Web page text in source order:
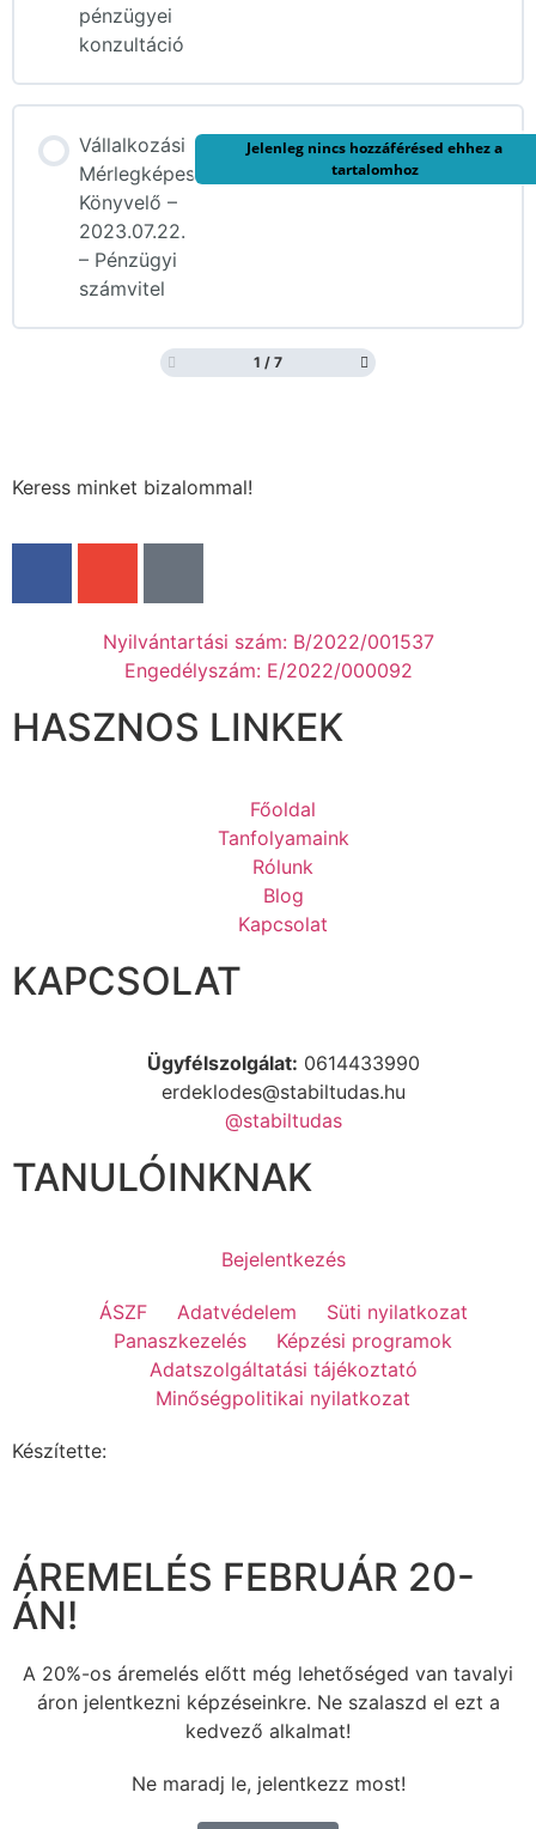
pénzügyei
konzultáció
Vállalkozási
Mérlegképes
Könyvelő –
2023.07.22.
– Pénzügyi
számvitel
Jelenleg nincs hozzáférésed ehhez a
tartalomhoz
1 / 7
Keress minket bizalommal!
Nyilvántartási szám: B/2022/001537
Engedélyszám: E/2022/000092
HASZNOS LINKEK
Főoldal
Tanfolyamaink
Rólunk
Blog
Kapcsolat
KAPCSOLAT
Ügyfélszolgálat: 0614433990
erdeklodes@stabiltudas.hu
@stabiltudas
TANULÓINKNAK
Bejelentkezés
ÁSZF Adatvédelem
Süti nyilatkozat
Panaszkezelés
Képzési programok
Adatszolgáltatási tájékoztató
Minőségpolitikai nyilatkozat
Készítette:
ÁREMELÉS FEBRUÁR 20-
ÁN!
A 20%-os áremelés előtt még lehetőséged van tavalyi
áron jelentkezni képzéseinkre. Ne szalaszd el ezt a
kedvező alkalmat!
Ne maradj le, jelentkezz most!